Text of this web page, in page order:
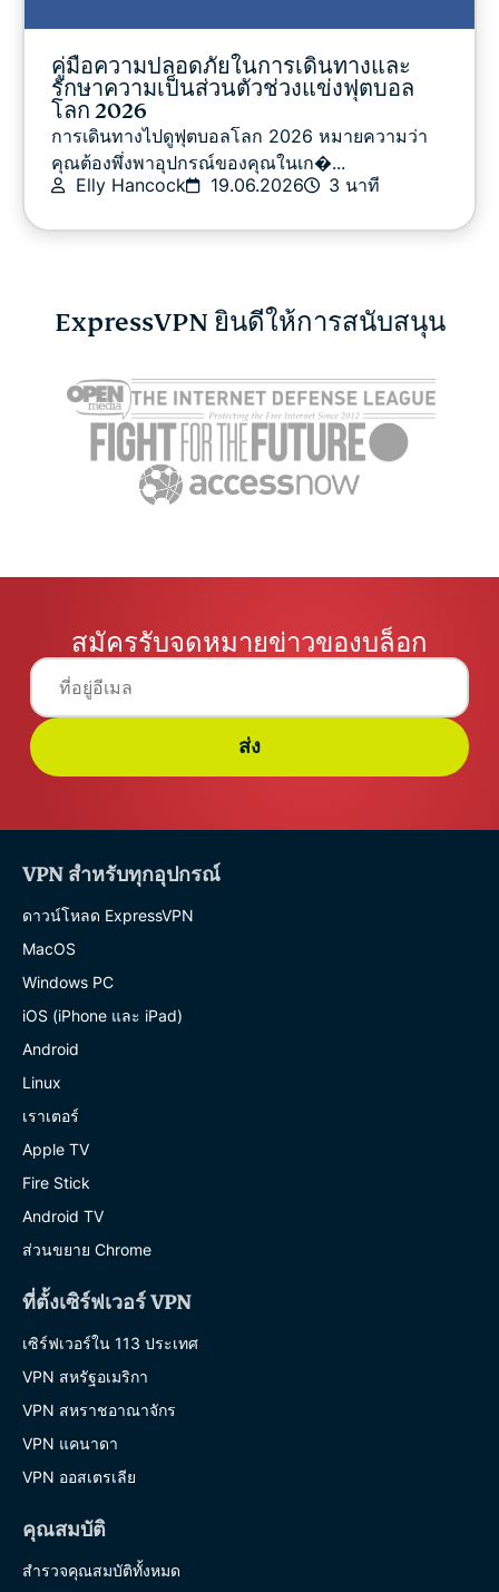
คู่มือความปลอดภัยในการเดินทางและ
รักษาความเป็นส่วนตัวช่วงแข่งฟุตบอล
โลก 2026
การเดินทางไปดูฟุตบอลโลก 2026 หมายความว่า
คุณต้องพึ่งพาอุปกรณ์ของคุณในเก�...
Elly Hancock
19.06.2026 3 นาที
ExpressVPN ยินดีให้การสนับสนุน
สมัครรับจดหมายข่าวของบล็อก
ส่ง
VPN สำหรับทุกอุปกรณ์
ดาวน์โหลด ExpressVPN
MacOS
Windows PC
iOS (iPhone และ iPad)
Android
Linux
เราเตอร์
Apple TV
Fire Stick
Android TV
ส่วนขยาย Chrome
ที่ตั้งเซิร์ฟเวอร์ VPN
เซิร์ฟเวอร์ใน 113 ประเทศ
VPN สหรัฐอเมริกา
VPN สหราชอาณาจักร
VPN แคนาดา
VPN ออสเตรเลีย
คุณสมบัติ
สำรวจคุณสมบัติทั้งหมด